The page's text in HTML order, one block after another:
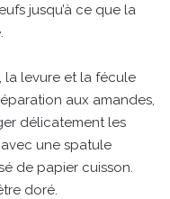
jusqu’à ce que la
la levure et la fécule
aux amandes,
délicatement les
une spatule
de papier cuisson.
doré.